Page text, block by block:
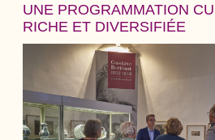
UNE PROGRAMMATION
RICHE ET DIVERSIFIÉE